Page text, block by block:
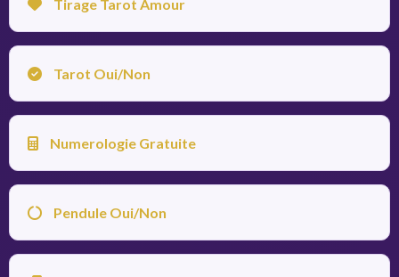
Tirage Tarot Amour
Tarot Oui/Non
Numerologie Gratuite
Pendule Oui/Non